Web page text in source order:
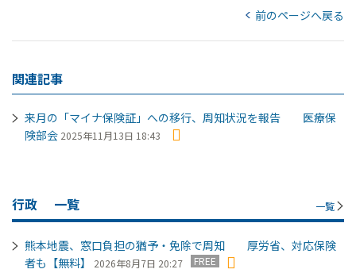
前のページへ戻る
関連記事
来月の「マイナ保険証」への移行、周知状況を報告 医療保
険部会 2025年11月13日 18:43
行政 一覧 一覧
熊本地震、窓口負担の猶予・免除で周知 厚労省、対応保険
者も【無料】
2026年8月7日 20:27 FREE